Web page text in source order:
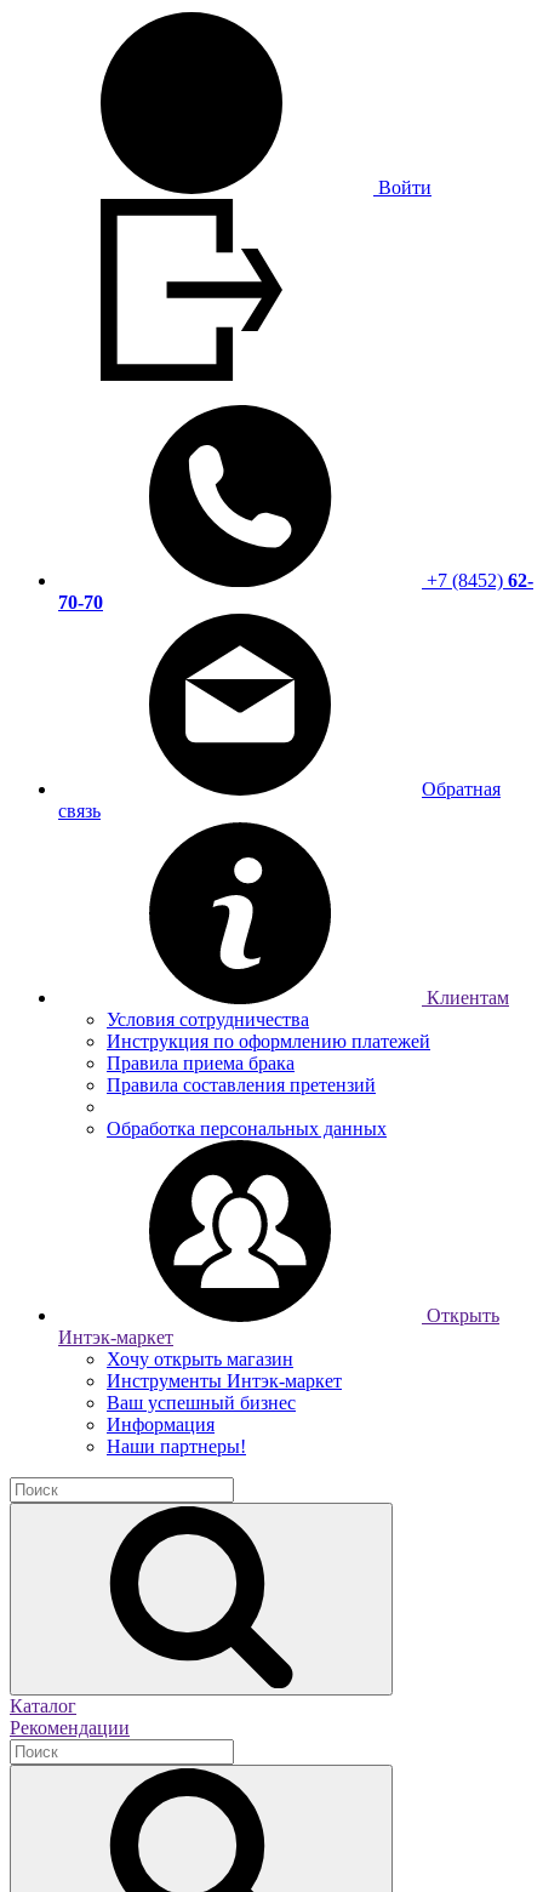
Войти
+7 (8452) 62-
70-70
Обратная
связь
Клиентам
Условия сотрудничества
Инструкция по оформлению платежей
Правила приема брака
Правила составления претензий
Обработка персональных данных
Открыть
Интэк-маркет
Хочу открыть магазин
Инструменты Интэк-маркет
Ваш успешный бизнес
Информация
Наши партнеры!
Каталог
Рекомендации